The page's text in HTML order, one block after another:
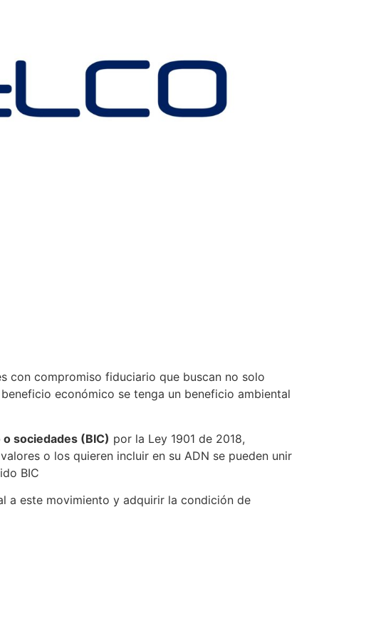
con compromiso fiduciario que buscan no solo
económico se tenga un beneficio ambiental
sociedades (BIC) por la Ley 1901 de 2018,
o los quieren incluir en su ADN se pueden unir
BIC
a este movimiento y adquirir la condición de